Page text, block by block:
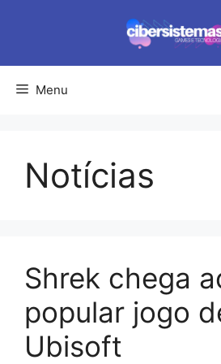
conteúdo
Menu
Notícias
Shrek chega
popular jogo
Ubisoft